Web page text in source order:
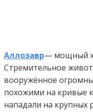
Аллозавр— мощный
Стремительное
вооружённое
похожими на кривые
нападали на крупных